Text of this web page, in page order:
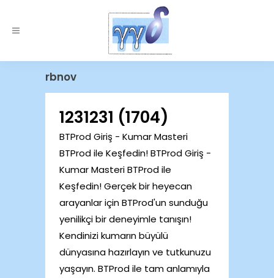
rbnov
1231231 (1704)
BTProd Giriş - Kumar Masteri
BTProd ile Keşfedin! BTProd Giriş -
Kumar Masteri BTProd ile
Keşfedin! Gerçek bir heyecan
arayanlar için BTProd'un sunduğu
yenilikçi bir deneyimle tanışın!
Kendinizi kumarın büyülü
dünyasına hazırlayın ve tutkunuzu
yaşayın. BTProd ile tam anlamıyla